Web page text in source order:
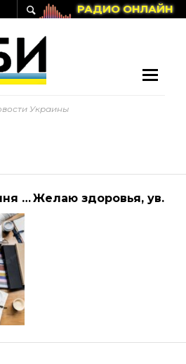
РАДИО ОНЛАЙН
Украины
Перезавантаження бізнесу в умовах воєнного стану – у Дніпрі проведуть безкоштовні семінари для підприємців. Желаю здоровья, уважаемые украинцы, украинки!